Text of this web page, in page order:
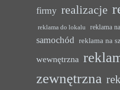
firmy realizacje
reklama do lokalu reklama
samochód reklama na
wewnętrzna
zewnętrzna